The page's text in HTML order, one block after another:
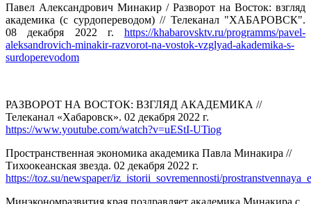
Павел Александрович Минакир / Разворот на Восток: взгляд
академика (с сурдопереводом) // Телеканал "ХАБАРОВСК".
08 декабря 2022 г. https://khabarovsktv.ru/programms/pavel-
aleksandrovich-minakir-razvorot-na-vostok-vzglyad-akademika-s-
surdoperevodom
РАЗВОРОТ НА ВОСТОК: ВЗГЛЯД АКАДЕМИКА //
Телеканал «Хабаровск». 02 декабря 2022 г.
https://www.youtube.com/watch?v=uEStI-UTiog
Пространственная экономика академика Павла Минакира //
Тихоокеанская звезда. 02 декабря 2022 г.
https://toz.su/newspaper/iz_istorii_sovremennosti/
Минэкономразвития края поздравляет академика Минакира с